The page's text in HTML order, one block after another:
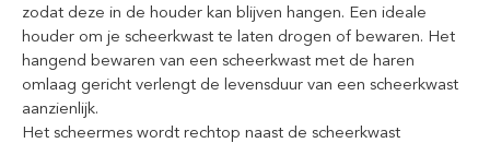
zodat deze in de houder kan blijven hangen. Een ideale
houder om je scheerkwast te laten drogen of bewaren. Het
hangend bewaren van een scheerkwast met de haren
omlaag gericht verlengt de levensduur van een scheerkwast
aanzienlijk.
Het scheermes wordt rechtop naast de scheerkwast